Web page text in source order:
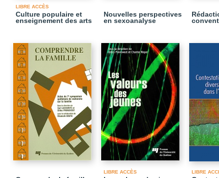
LIBRE ACCÈS
Culture populaire et
enseignement des arts
Nouvelles perspectives
en sexoanalyse
LIBRE ACCÈS LIBRE